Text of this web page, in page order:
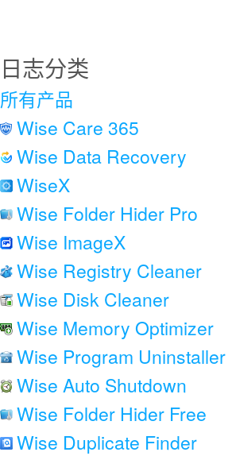
日志分类
所有产品
Wise Care 365
Wise Data Recovery
WiseX
Wise Folder Hider Pro
Wise ImageX
Wise Registry Cleaner
Wise Disk Cleaner
Wise Memory Optimizer
Wise Program Uninstaller
Wise Auto Shutdown
Wise Folder Hider Free
Wise Duplicate Finder